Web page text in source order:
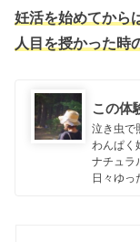
妊活を始めてから
人目を授かった時
この体
泣き虫で
わんぱく
ナチュラ
日々ゆっ